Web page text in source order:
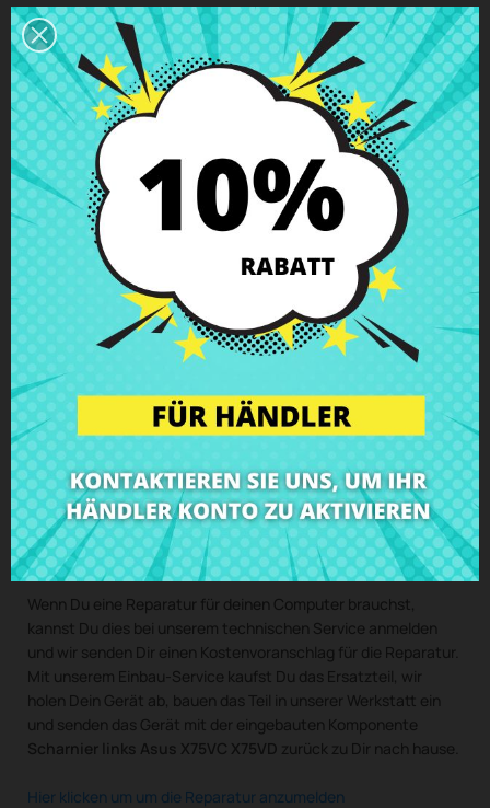
Beschreibung
Klassen
Scharnier links Asus X75VC X75VD
mit Schrauben
KaufeScharnier links Asus X75VC X75VDzum besten Preis
bei CRParts - GEBRAUCHTES ORIGINALPRODUKT - auch mit
unserem Einbau-Service verfügbar.
Wenn Du eine Reparatur für deinen Computer brauchst,
kannst Du dies bei unserem technischen Service anmelden
und wir senden Dir einen Kostenvoranschlag für die Reparatur.
Mit unserem Einbau-Service kaufst Du das Ersatzteil, wir
holen Dein Gerät ab, bauen das Teil in unserer Werkstatt ein
und senden das Gerät mit der eingebauten Komponente
Scharnier links Asus X75VC X75VD zurück zu Dir nach hause.
Hier klicken um um die Reparatur anzumelden